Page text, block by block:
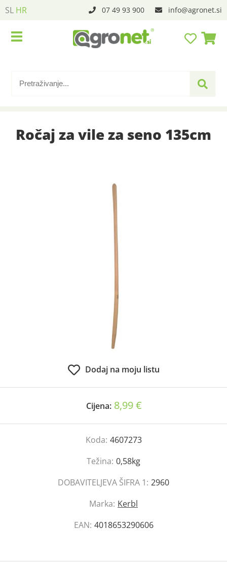
SL HR 07 49 93 900 info agronet.si
Ročaj za vile za seno 135cm
Dodaj na moju listu
Cijena: 8,99 €
Koda: 4607273
Težina: 0,58kg
DOBAVITELJEVA ŠIFRA 1: 2960
Marka: Kerbl
EAN: 4018653290606